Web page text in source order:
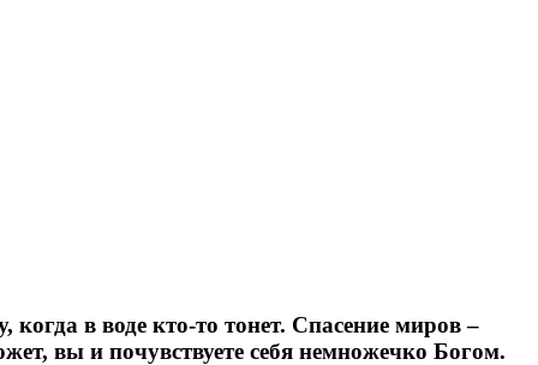
в воде кто-то тонет. Спасение миров –
вы и почувствуете себя немножечко Богом.